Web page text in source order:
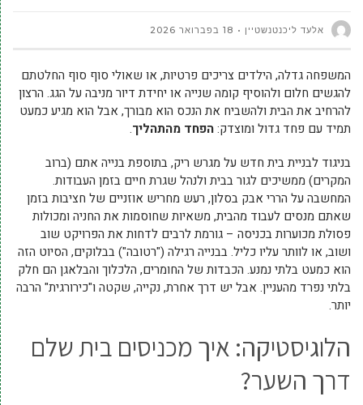
אלעד ליכנטנשטיין 18 בפברואר 2026
המשפחה גדלה, הילדים צריכים פרטיות, או שאולי סוף סוף החלטתם
להגשים חלום ולהוסיף קומה שנייה או יחידת דיור מניבה על הגג. הרצון
להרחיב את הבית ולהשביח את הנכס הוא מבורך, אבל הוא מגיע כמעט
תמיד עם פחד גדול ומוצדק:הפחד מהתהליך.
בניגוד לבניית בית חדש על מגרש ריק, בתוספת בנייה אתם (ברוב
המקרים) ממשיכים לגור בבית ולנהל שגרת חיים בזמן העבודות.
המחשבה על הררי אבק בסלון, רעש מחריש אוזניים של חציבות בזמן
שאתם מנסים לעבוד מהבית, משאיות שחוסמות את החניה ומכולות
פסולת מכוערות בכניסה – גורמת לרבים לדחות את הפרויקט שוב
ושוב, או לוותר עליו כליל. בבנייה רגילה ("רטובה") בבלוקים, הסיוט הזה
הוא כמעט בלתי נמנע. הכבדות של החומרים, הלכלוך והבלאגן הם חלק
בלתי נפרד מהעניין. אבל יש דרך אחרת, נקייה, שקטה ו"כירורגית" הרבה
יותר.
הלוגיסטיקה: איך מכניסים בית שלם
דרך השער?